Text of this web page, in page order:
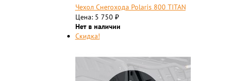
Чехол Снегохода Polaris 800 TITAN
Цена: 5 750 ₽
Нет в наличии
Скидка!